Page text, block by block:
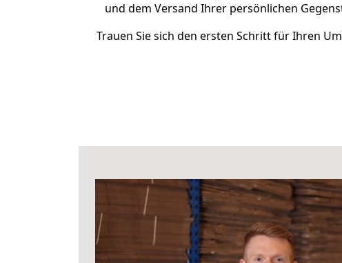
und dem Versand Ihrer persönlichen
Trauen Sie sich den ersten Schritt für Ihren